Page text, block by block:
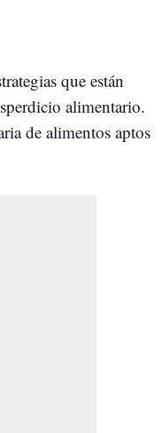
que están
alimentario.
de alimentos aptos